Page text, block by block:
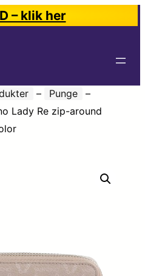
– klik her
– Punge
–
Lady Re zip-around